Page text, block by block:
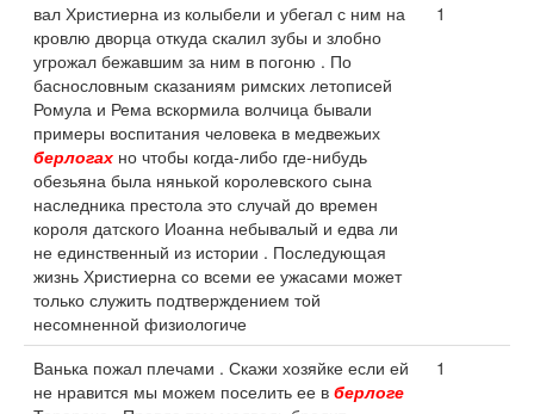
вал Христиерна из колыбели и убегал с ним на
кровлю дворца откуда скалил зубы и злобно
угрожал бежавшим за ним в погоню . По
баснословным сказаниям римских летописей
Ромула и Рема вскормила волчица бывали
примеры воспитания человека в медвежьих
берлогах но чтобы когда-либо где-нибудь
обезьяна была нянькой королевского сына
наследника престола это случай до времен
короля датского Иоанна небывалый и едва ли
не единственный из истории . Последующая
жизнь Христиерна со всеми ее ужасами может
только служить подтверждением той
несомненной физиологиче
1
Ванька пожал плечами . Скажи хозяйке если ей
не нравится мы можем поселить ее в берлоге
1